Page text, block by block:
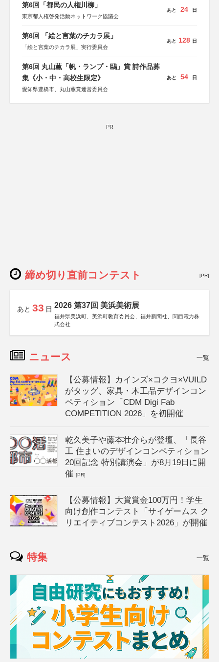
第6回「都民の人権川柳」
東京都人権啓発活動ネットワーク協議会
あと 24 日
第6回 「絵と言葉のチカラ展」
「絵と言葉のチカラ展」実行委員会
あと 128 日
第6回 丸山薫「帆・ランプ・鷗」賞 詩作品募
集《小・中・高校生限定》
愛知県豊橋市、丸山薫賞運営委員会
あと 54 日
PR
締め切り直前コンテスト [PR]
あと 33 日 2026 第37回 美浜美術展
福井県美浜町、美浜町教育委員会、福井新聞社、関西電力株
式会社
ニュース 一覧
【公募情報】カインズ×コクヨ×VUILD
がタッグ、家具・木工品デザインコン
ペティション「CDM Digi Fab
COMPETITION 2026」を初開催
乾久美子や藤本壮介らが登壇、「長谷
工 住まいのデザインコンペティション
20回記念 特別講演会」が8月19日に開
催[PR]
【公募情報】大賞賞金100万円！学生
向け創作コンテスト「サイゲームス ク
リエイティブコンテスト2026」が開催
特集 一覧